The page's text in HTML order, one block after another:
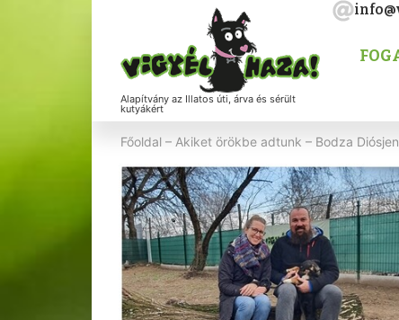
Alapítvány az Illatos úti, árva és sérült
kutyákért
Főoldal – Akiket örökbe adtunk – Bodza